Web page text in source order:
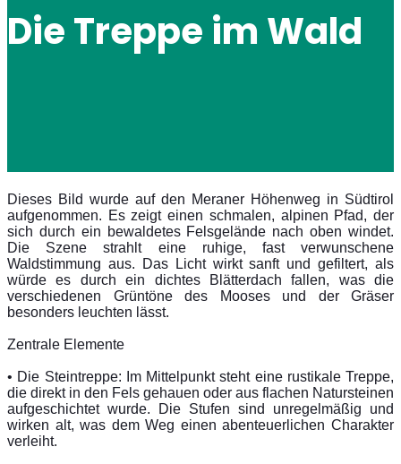
Die Treppe im Wald
Dieses Bild wurde auf den Meraner Höhenweg in Südtirol
aufgenommen. Es zeigt einen schmalen, alpinen Pfad, der
sich durch ein bewaldetes Felsgelände nach oben windet.
Die Szene strahlt eine ruhige, fast verwunschene
Waldstimmung aus. Das Licht wirkt sanft und gefiltert, als
würde es durch ein dichtes Blätterdach fallen, was die
verschiedenen Grüntöne des Mooses und der Gräser
besonders leuchten lässt.
Zentrale Elemente
• Die Steintreppe: Im Mittelpunkt steht eine rustikale Treppe,
die direkt in den Fels gehauen oder aus flachen Natursteinen
aufgeschichtet wurde. Die Stufen sind unregelmäßig und
wirken alt, was dem Weg einen abenteuerlichen Charakter
verleiht.